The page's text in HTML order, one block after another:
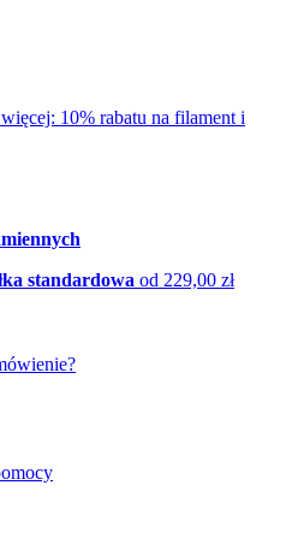
10% rabatu na filament i
standardowa od 229,00 zł